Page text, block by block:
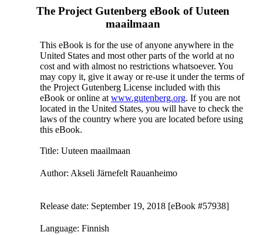
The Project Gutenberg eBook ofUuteen
maailmaan
This eBook is for the use of anyone anywhere in the
United States and most other parts of the world at no
cost and with almost no restrictions whatsoever. You
may copy it, give it away or re-use it under the terms of
the Project Gutenberg License included with this
eBook or online at www.gutenberg.org. If you are not
located in the United States, you will have to check the
laws of the country where you are located before using
this eBook.
Title: Uuteen maailmaan
Author: Akseli Järnefelt Rauanheimo
Release date: September 19, 2018 [eBook #57938]
Language: Finnish